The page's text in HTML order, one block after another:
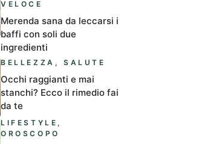
VELOCE
Merenda sana da leccarsi i
baffi con soli due
ingredienti
BELLEZZA ,SALUTE
Occhi raggianti e mai
stanchi? Ecco il rimedio fai
da te
LIFESTYLE ,
OROSCOPO